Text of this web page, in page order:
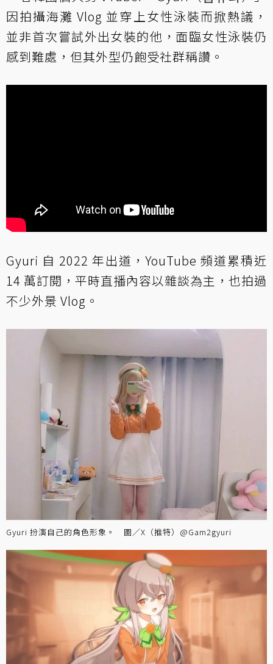
因拍攝海灘 Vlog 並穿上女性泳裝而掀熱議，
並非首次嘗試外出女裝的他，面臨女性泳裝仍
感到難處，但其外型仍飽受社群稱讚。
Gyuri 自 2022 年出道，YouTube 頻道累積近
14 萬訂閱，平時直播內容以雜談為主，也拍過
不少外景 Vlog。
Gyuri 扮演自己的角色形象。 圖／X（推特）@Gam2gyuri